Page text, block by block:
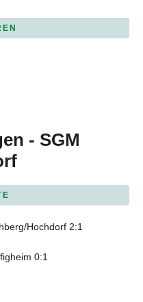
- SGM
Hochdorf 2:1
0:1